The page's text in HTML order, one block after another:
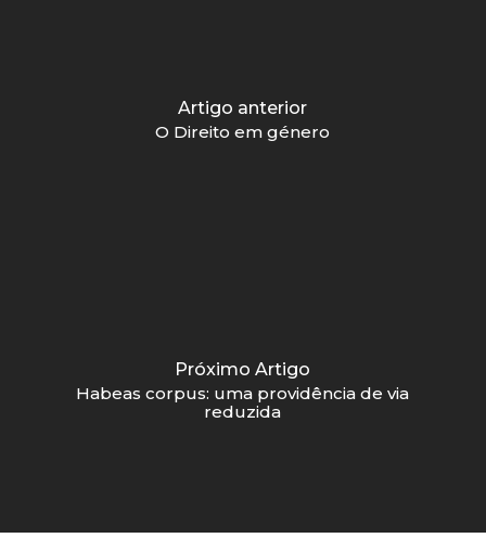
Artigo anterior
O Direito em género
Próximo Artigo
Habeas corpus: uma providência de via
reduzida